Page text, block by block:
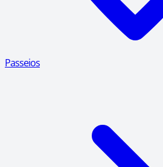
Passeios